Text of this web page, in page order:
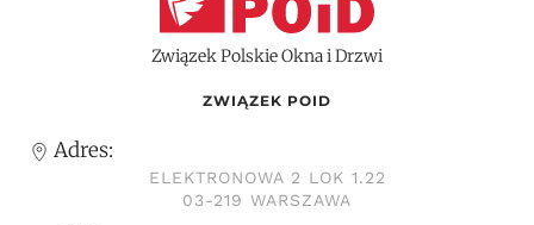
Związek Polskie Okna i Drzwi
ZWIĄZEK POID
Adres:
ELEKTRONOWA 2 LOK 1.22
03-219 WARSZAWA